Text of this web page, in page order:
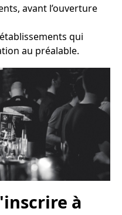
avant l’ouverture
qui
au préalable.
à